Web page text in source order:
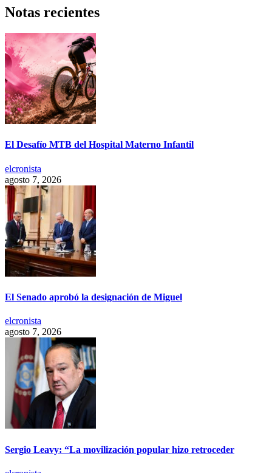
Notas recientes
El Desafío MTB del Hospital Materno Infantil
elcronista
agosto 7, 2026
El Senado aprobó la designación de Miguel
elcronista
agosto 7, 2026
Sergio Leavy: “La movilización popular hizo retroceder